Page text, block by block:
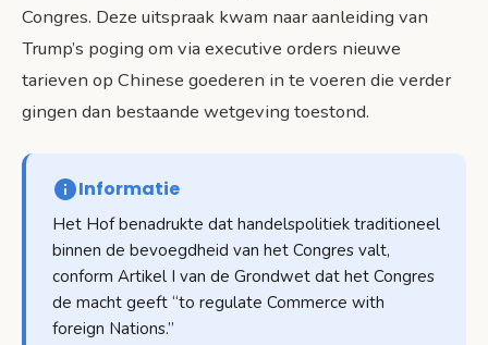
Congres. Deze uitspraak kwam naar aanleiding van
Trump’s poging om via executive orders nieuwe
tarieven op Chinese goederen in te voeren die verder
gingen dan bestaande wetgeving toestond.
Informatie
Het Hof benadrukte dat handelspolitiek traditioneel
binnen de bevoegdheid van het Congres valt,
conform Artikel I van de Grondwet dat het Congres
de macht geeft “to regulate Commerce with
foreign Nations.”